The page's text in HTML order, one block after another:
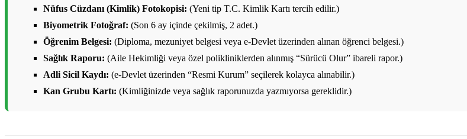
Nüfus Cüzdanı (Kimlik) Fotokopisi: (Yeni tip T.C. Kimlik Kartı tercih edilir.)
Biyometrik Fotoğraf: (Son 6 ay içinde çekilmiş, 2 adet.)
Öğrenim Belgesi: (Diploma, mezuniyet belgesi veya e-Devlet üzerinden alınan öğrenci belgesi.)
Sağlık Raporu: (Aile Hekimliği veya özel polikliniklerden alınmış “Sürücü Olur” ibareli rapor.)
Adli Sicil Kaydı: (e-Devlet üzerinden “Resmi Kurum” seçilerek kolayca alınabilir.)
Kan Grubu Kartı: (Kimliğinizde veya sağlık raporunuzda yazmıyorsa gereklidir.)